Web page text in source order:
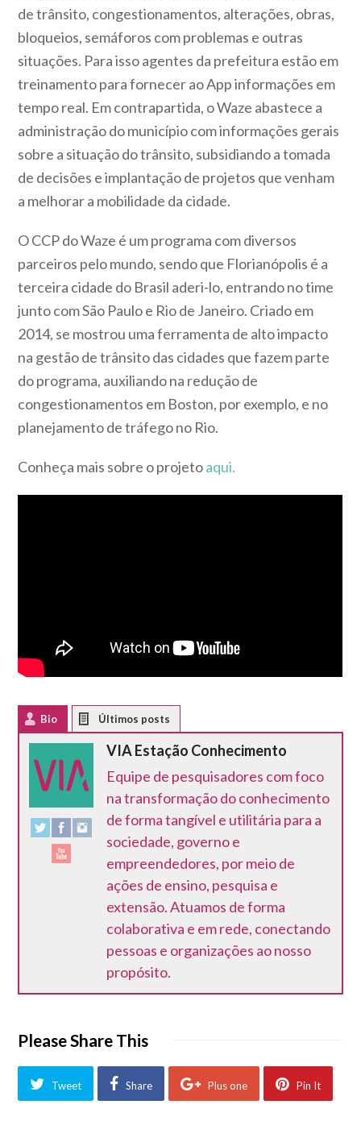
de trânsito, congestionamentos, alterações, obras,
bloqueios, semáforos com problemas e outras
situações. Para isso agentes da prefeitura estão em
treinamento para fornecer ao App informações em
tempo real. Em contrapartida, o Waze abastece a
administração do município com informações gerais
sobre a situação do trânsito, subsidiando a tomada
de decisões e implantação de projetos que venham
a melhorar a mobilidade da cidade.
O CCP do Waze é um programa com diversos
parceiros pelo mundo, sendo que Florianópolis é a
terceira cidade do Brasil aderi-lo, entrando no time
junto com São Paulo e Rio de Janeiro. Criado em
2014, se mostrou uma ferramenta de alto impacto
na gestão de trânsito das cidades que fazem parte
do programa, auxiliando na redução de
congestionamentos em Boston, por exemplo, e no
planejamento de tráfego no Rio.
Conheça mais sobre o projetoaqui.
Bio
VIA Estação Conhecimento
Equipe de pesquisadores com foco
na transformação do conhecimento
de forma tangível e utilitária para a
sociedade, governo e
empreendedores, por meio de
ações de ensino, pesquisa e
extensão. Atuamos de forma
colaborativa e em rede, conectando
pessoas e organizações ao nosso
propósito.
Please Share This
Tweet Share Plus one Pin It